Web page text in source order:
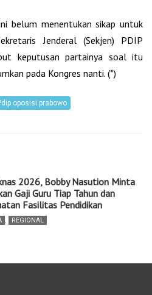
belum menentukan sikap untuk
Jenderal (Sekjen) PDIP
keputusan partainya soal itu
pada Kongres nanti. (*)
oposisi prabowo
2026, Bobby Nasution Minta
Gaji Guru Tiap Tahun dan
Fasilitas Pendidikan
, REGIONAL